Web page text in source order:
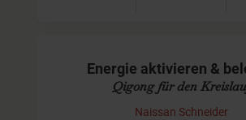
Energie aktivieren &
Qigong für den
Naissan Schneider